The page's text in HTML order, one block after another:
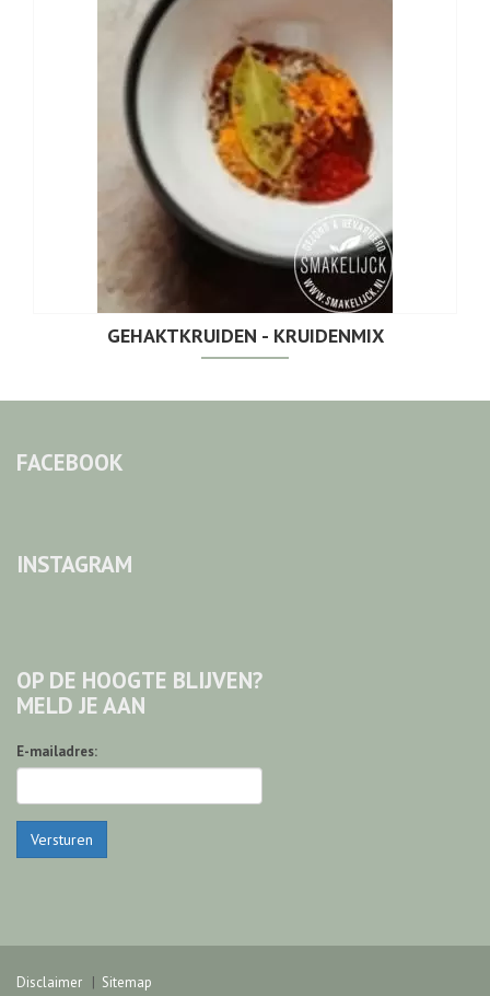
GEHAKTKRUIDEN - KRUIDENMIX
FACEBOOK
INSTAGRAM
OP DE HOOGTE BLIJVEN?
MELD JE AAN
E-mailadres:
Versturen
Disclaimer
Sitemap